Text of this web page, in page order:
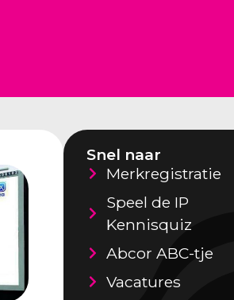
Snel naar
Merkregistratie
Speel de IP
Kennisquiz
Abcor ABC-tje
Vacatures